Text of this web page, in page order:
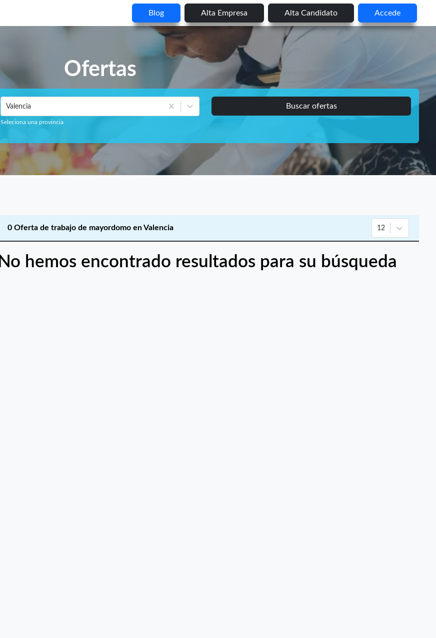
Blog Alta Empresa Alta Candidato Accede
Ofertas
Valencia
Seleciona una provincia
Buscar ofertas
0 Oferta de trabajo de mayordomo en Valencia 12
No hemos encontrado resultados para su búsqueda